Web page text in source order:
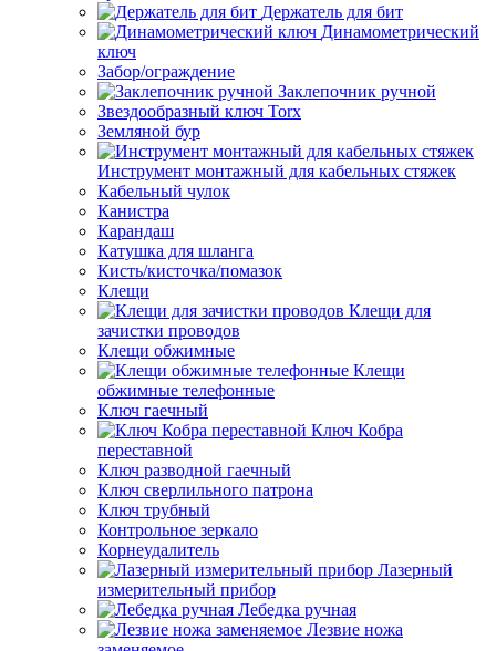
Держатель для бит
Динамометрический
ключ
Забор/ограждение
Заклепочник ручной
Звездообразный ключ Torx
Земляной бур
Инструмент монтажный для кабельных стяжек
Кабельный чулок
Канистра
Карандаш
Катушка для шланга
Кисть/кисточка/помазок
Клещи
Клещи для
зачистки проводов
Клещи обжимные
Клещи
обжимные телефонные
Ключ гаечный
Ключ Кобра
переставной
Ключ разводной гаечный
Ключ сверлильного патрона
Ключ трубный
Контрольное зеркало
Корнеудалитель
Лазерный
измерительный прибор
Лебедка ручная
Лезвие ножа